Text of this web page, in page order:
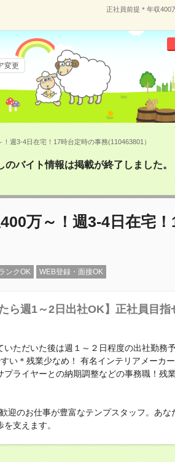
正社員前提＊年収400
変更
週3-4日在宅！17時台定時の事務(110463801）
のバイト情報は掲載が終了しました。
万～！週3-4日在宅
ンクOK WEB登録・面接OK
ら週1～2日出社OK】正社員目指
いただいた後は週１～２日程度の出社勤
い＊残業少なめ！ 有名インテリアメーカ
ライヤーとの納期調整などの事務職！残
迎のお仕事が豊富なテンプスタッフ。あな
支えます。